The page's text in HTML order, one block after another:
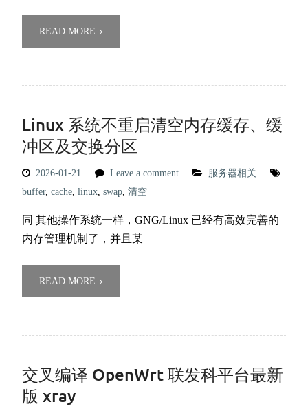
READ MORE
Linux 系统不重启清空内存缓存、缓
冲区及交换分区
2026-01-21 Leave a comment
服务器相关
buffer, cache, linux, swap, 清空
同 其他操作系统一样，GNG/Linux 已经有高效完善的
内存管理机制了，并且某
READ MORE
交叉编译 OpenWrt 联发科平台最新
版 xray